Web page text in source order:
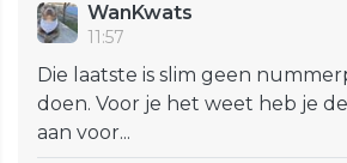
WanKwats
11:57
Die laatste is slim geen
doen. Voor je het weet heb je
aan voor...